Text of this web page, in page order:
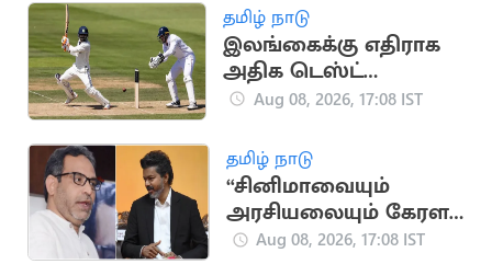
தமிழ் நாடு
இலங்கைக்கு எதிராக
அதிக டெஸ்ட்
விக்கெட்டுகள்
வீரர்கள்
Aug 08, 2026, 17:08 IST
தமிழ் நாடு
“சினிமாவையும்
அரசியலையும் கேரள
மக்கள் பிரித்துப் பார்க்க
Aug 08, 2026, 17:08 IST